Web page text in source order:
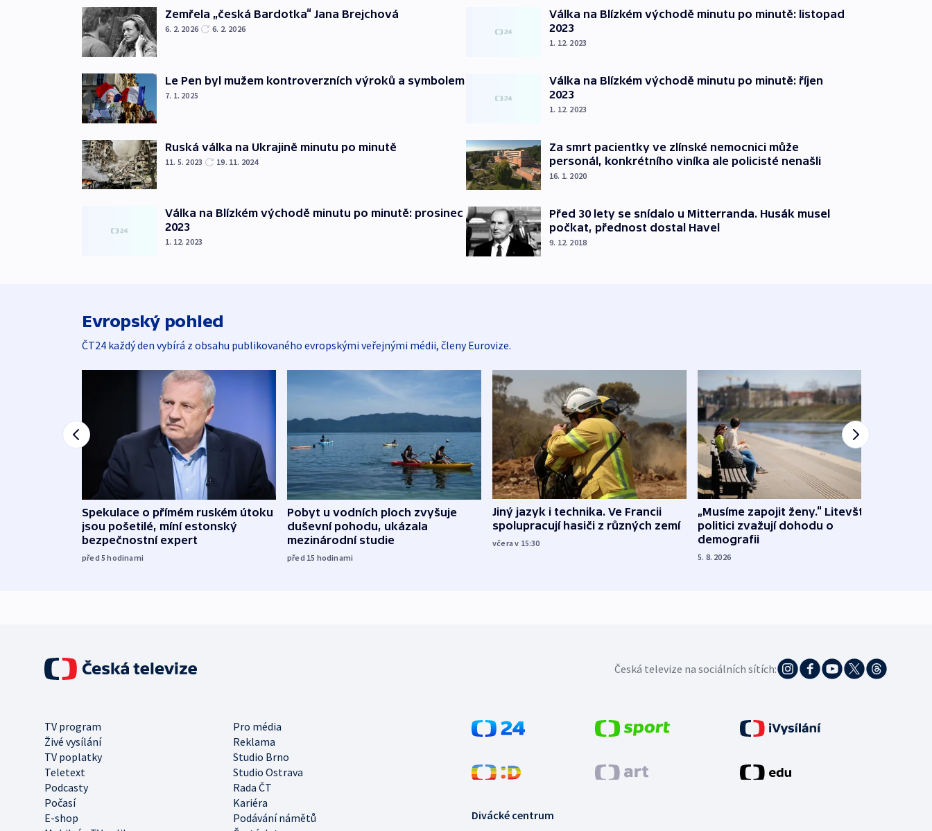
Zemřela „česká Bardotka“ Jana Brejchová
6. 2. 2026 6. 2. 2026
Le Pen byl mužem kontroverzních výroků a symbolem
7. 1. 2025
Ruská válka na Ukrajině minutu po minutě
11. 5. 2023 19. 11. 2024
Válka na Blízkém východě minutu po minutě: prosinec
2023
1. 12. 2023
Válka na Blízkém východě minutu po minutě: listopad
2023
1. 12. 2023
Válka na Blízkém východě minutu po minutě: říjen
2023
1. 12. 2023
Za smrt pacientky ve zlínské nemocnici může
personál, konkrétního viníka ale policisté nenašli
16. 1. 2020
Před 30 lety se snídalo u Mitterranda. Husák musel
počkat, přednost dostal Havel
9. 12. 2018
Evropský pohled
ČT24 každý den vybírá z obsahu publikovaného evropskými veřejnými médii, členy Eurovize.
Spekulace o přímém ruském útoku
jsou pošetilé, míní estonský
bezpečnostní expert
před 5hodinami
Pobyt u vodních ploch zvyšuje
duševní pohodu, ukázala
mezinárodní studie
před 15 hodinami
Jiný jazyk i technika. Ve Francii
spolupracují hasiči z různých zemí
včera v 15:30
„Musíme zapojit ženy.“ Litevští
politici zvažují dohodu o
demografii
5. 8. 2026
Česká televize na sociálních sítích:
TV program
Pro média
Živé vysílání
Reklama
TV poplatky
Studio Brno
Teletext
Studio Ostrava
Podcasty
Rada ČT
Počasí
Kariéra
E-shop
Podávání námětů
Divácké centrum